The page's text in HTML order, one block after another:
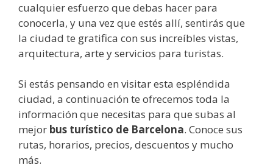
cualquier esfuerzo que debas hacer para
conocerla, y una vez que estés allí, sentirás que
la ciudad te gratifica con sus increíbles vistas,
arquitectura, arte y servicios para turistas.
Si estás pensando en visitar esta espléndida
ciudad, a continuación te ofrecemos toda la
información que necesitas para que subas al
mejor bus turístico de Barcelona. Conoce sus
rutas, horarios, precios, descuentos y mucho
más.